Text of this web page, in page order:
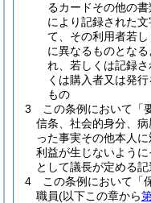
るカードその他の
により記録された
て、その利用者若
に異なるものとな
れ、若しくは記録
くは購入者又は発
もの
3
この条例において「
信条、社会的身分、
った事実その他本人
利益が生じないよう
として議長が定める
4
この条例において「
職員(以下この章から